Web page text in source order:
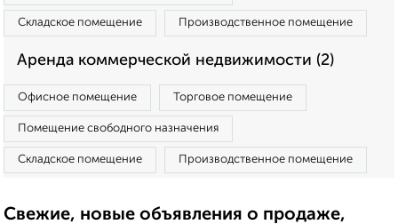
Складское помещение Производственное помещение
Аренда коммерческой недвижимости (2)
Офисное помещение Торговое помещение
Помещение свободного назначения
Складское помещение Производственное помещение
Свежие, новые объявления о продаже,